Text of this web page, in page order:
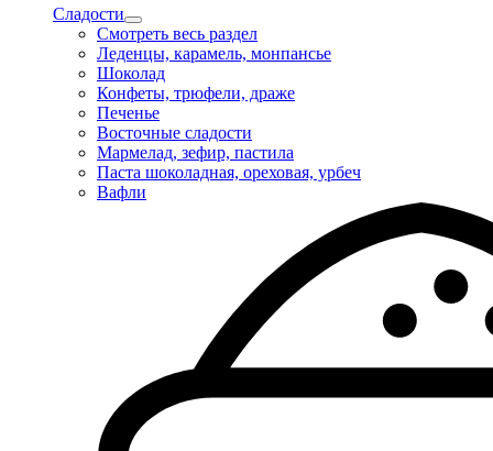
Сладости
Смотреть весь раздел
Леденцы, карамель, монпансье
Шоколад
Конфеты, трюфели, драже
Печенье
Восточные сладости
Мармелад, зефир, пастила
Паста шоколадная, ореховая, урбеч
Вафли